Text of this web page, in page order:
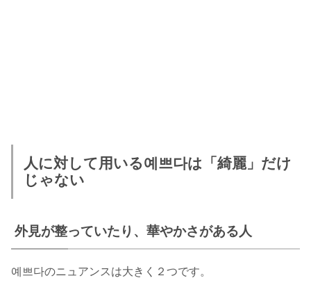
人に対して用いる예쁘다は「綺麗」だけ
じゃない
外見が整っていたり、華やかさがある人
예쁘다のニュアンスは大きく２つです。